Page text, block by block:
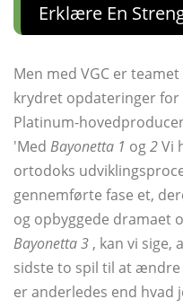
Erklære En
Men med VGC er
krydret opdateringer
Platinum-
'Med Bayonetta 1 og2Vi
ortodoks
gennemførte fase et,
og opbyggede dramaet
Bayonetta 3 , kan vi sige,
sidste to spil til at
er anderledes end hvad